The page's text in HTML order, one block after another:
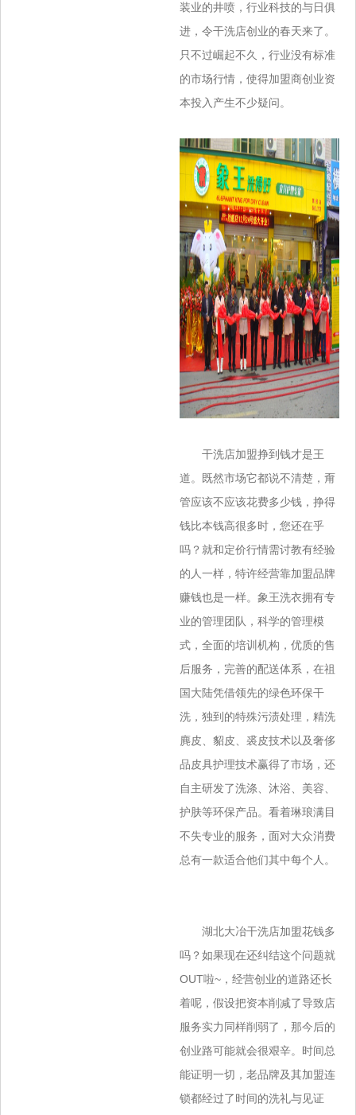
装业的井喷，行业科技的与日俱
进，令干洗店创业的春天来了。
只不过崛起不久，行业没有标准
的市场行情，使得加盟商创业资
本投入产生不少疑问。
干洗店加盟挣到钱才是王
道。既然市场它都说不清楚，甭
管应该不应该花费多少钱，挣得
钱比本钱高很多时，您还在乎
吗？就和定价行情需讨教有经验
的人一样，特许经营靠加盟品牌
赚钱也是一样。象王洗衣拥有专
业的管理团队，科学的管理模
式，全面的培训机构，优质的售
后服务，完善的配送体系，在祖
国大陆凭借领先的绿色环保干
洗，独到的特殊污渍处理，精洗
麂皮、貂皮、裘皮技术以及奢侈
品皮具护理技术赢得了市场，还
自主研发了洗涤、沐浴、美容、
护肤等环保产品。看着琳琅满目
不失专业的服务，面对大众消费
总有一款适合他们其中每个人。
湖北大冶干洗店加盟花钱多
吗？如果现在还纠结这个问题就
OUT啦~，经营创业的道路还长
着呢，假设把资本削减了导致店
服务实力同样削弱了，那今后的
创业路可能就会很艰辛。时间总
能证明一切，老品牌及其加盟连
锁都经过了时间的洗礼与见证